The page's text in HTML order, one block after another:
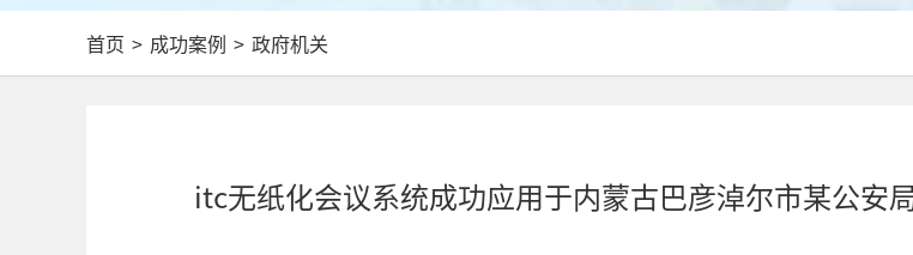
首页 > 成功案例 > 政府机关
itc无纸化会议系统成功应用于内蒙古巴彦淖尔市某公安